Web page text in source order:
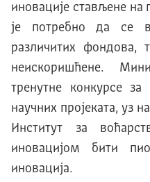
иновације стављене на
је потребно да се
различитих фондова,
неискоришћене.
тренутне конкурсе за
научних пројеката, уз
Институт за
иновацијом бити
иновација.